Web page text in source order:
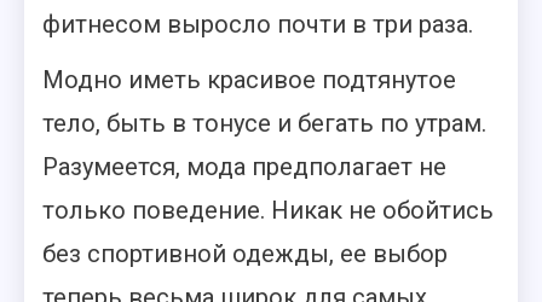
фитнесом выросло почти в три раза.
Модно иметь красивое подтянутое
тело, быть в тонусе и бегать по утрам.
Разумеется, мода предполагает не
только поведение. Никак не обойтись
без спортивной одежды, ее выбор